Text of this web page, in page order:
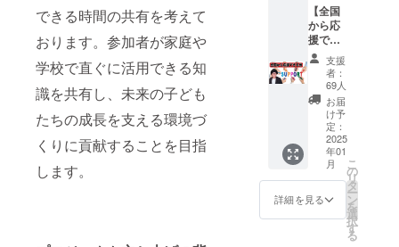
できる時間の共有を考えて
おります。参加者が家庭や
学校で直ぐに活用できる知
識を共有し、未来の子ども
たちの成長を支える環境づ
くりに貢献することを目指
します。
【全国
から応
援でき
る券】
・日本
中から
キャ
リーの
背中を
推すこ
とがで
きま
す。 ・
支援者
限定動
画にて
支援
者：
69人
お届
け予
定：
2025
年01
月
詳細を見る
こ
の
リ
タ
ー
ン
を
選
択
す
る